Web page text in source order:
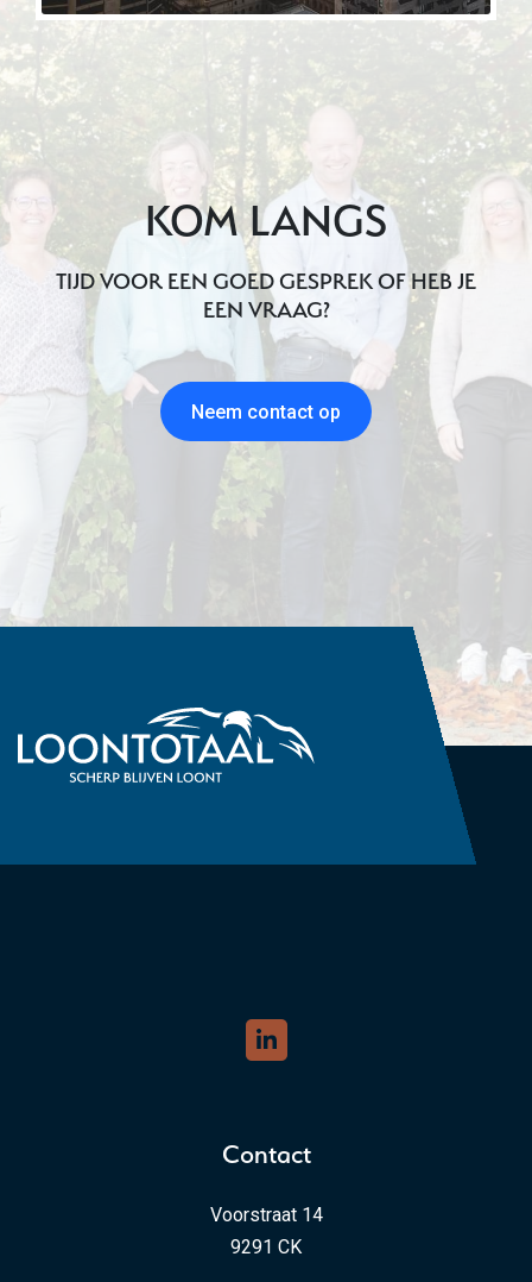
KOM LANGS
TIJD VOOR EEN GOED GESPREK OF HEB JE
EEN VRAAG?
Neem contact op
Contact
Voorstraat 14
9291 CK